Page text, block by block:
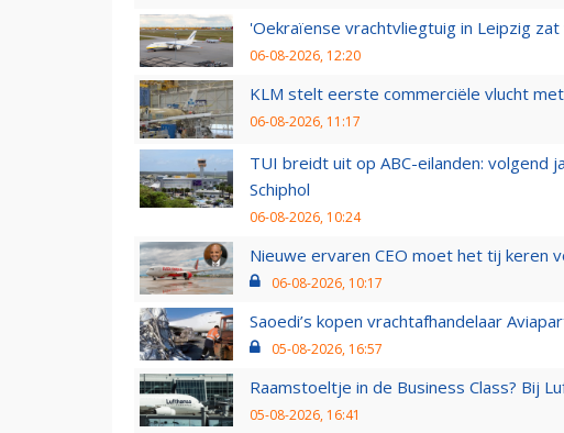
'Oekraïense vrachtvliegtuig in Leipzig
06-08-2026, 12:20
KLM stelt eerste commerciële vlucht
06-08-2026, 11:17
TUI breidt uit op ABC-eilanden: volgend
Schiphol
06-08-2026, 10:24
Nieuwe ervaren CEO moet het tij keren
06-08-2026, 10:17
Saoedi’s kopen vrachtafhandelaar
05-08-2026, 16:57
Raamstoeltje in de Business Class? Bij
05-08-2026, 16:41